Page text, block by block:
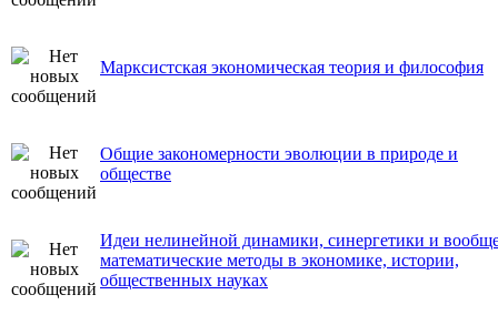
Марксистская экономическая теория и философия
Общие закономерности эволюции в природе и
обществе
Идеи нелинейной динамики, синергетики и
математические методы в экономике, истории,
общественных науках